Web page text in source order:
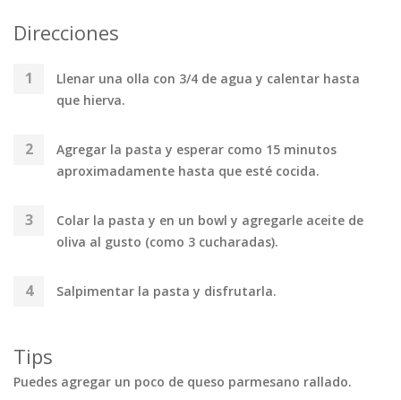
Direcciones
Llenar una olla con 3/4 de agua y calentar hasta
que hierva.
Agregar la pasta y esperar como 15 minutos
aproximadamente hasta que esté cocida.
Colar la pasta y en un bowl y agregarle aceite de
oliva al gusto (como 3 cucharadas).
Salpimentar la pasta y disfrutarla.
Tips
Puedes agregar un poco de queso parmesano rallado.